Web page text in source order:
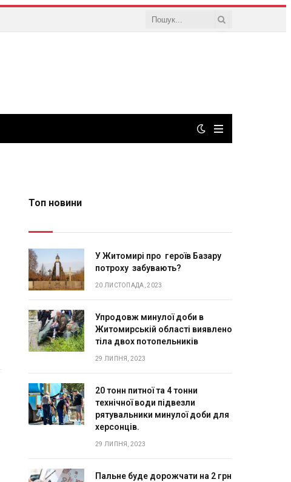
Топ новини
У Житомирі про героїв Базару
потроху забувають?
20 ЛИСТОПАДА, 2023
Упродовж минулої доби в
Житомирській області виявлено
тіла двох потопельників
29 ЛИПНЯ, 2023
20 тонн питної та 4 тонни
технічної води підвезли
рятувальники минулої доби для
херсонців.
29 ЛИПНЯ, 2023
Пальне буде дорожчати на 2 грн